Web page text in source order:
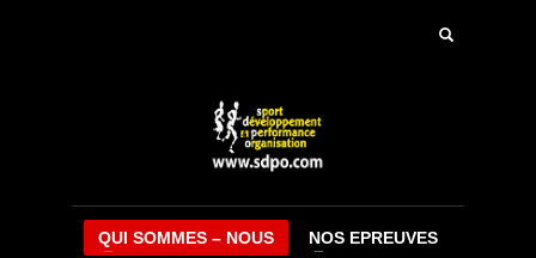
QUI SOMMES – NOUS
NOS EPREUVES
CONTACT
Vous pouvez nous contacter directement par mail ou
téléphone :